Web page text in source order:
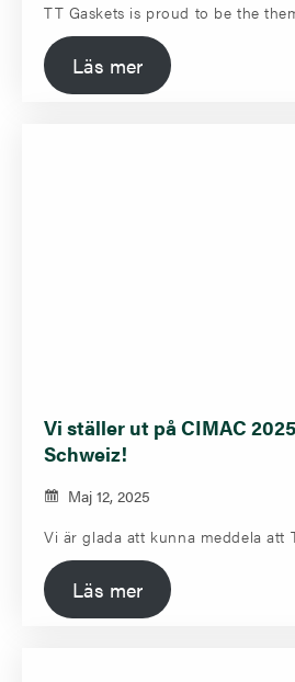
TT Gaskets is proud to be the
Läs mer
Vi ställer ut på CIMAC
Schweiz!
Maj 12, 2025
Vi är glada att kunna meddela att
Läs mer